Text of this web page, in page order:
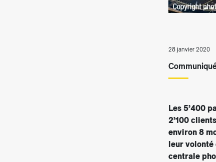
28 janvier 2020
Les 5’400
2’100
environ 8
leur
centrale